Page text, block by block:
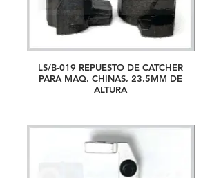
LS/B-019 REPUESTO DE CATCHER
PARA MAQ. CHINAS, 23.5MM DE
ALTURA